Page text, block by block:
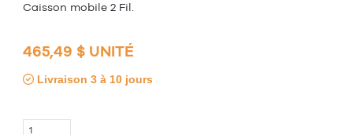
Caisson mobile 2 Fil.
465,49 $ UNITÉ
Livraison 3 à 10 jours